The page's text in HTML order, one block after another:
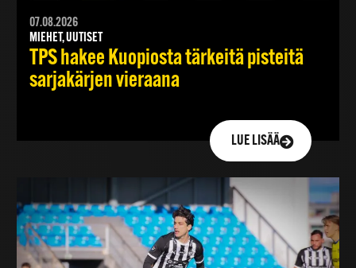
07.08.2026
MIEHET, UUTISET
TPS hakee Kuopiosta tärkeitä pisteitä
sarjakärjen vieraana
LUE LISÄÄ